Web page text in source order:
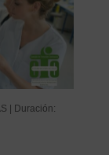
| Duración: